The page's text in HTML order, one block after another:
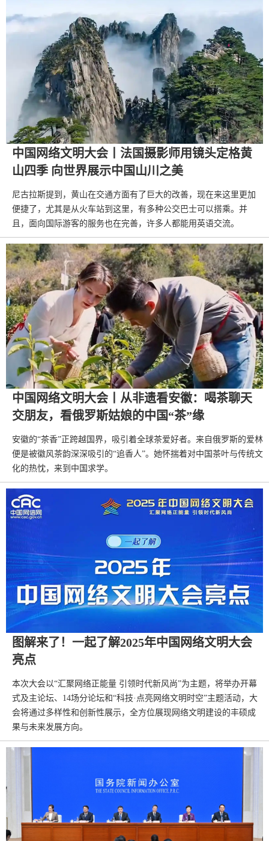
中国网络文明大会丨法国摄影师用镜头定格黄
山四季 向世界展示中国山川之美
尼古拉斯提到，黄山在交通方面有了巨大的改善，现在来这里更加
便捷了，尤其是从火车站到这里，有多种公交巴士可以搭乘。并
且，面向国际游客的服务也在完善，许多人都能用英语交流。
中国网络文明大会丨从非遗看安徽：喝茶聊天
交朋友，看俄罗斯姑娘的中国“茶”缘
安徽的“茶香”正跨越国界，吸引着全球茶爱好者。来自俄罗斯的爱林
便是被徽风茶韵深深吸引的“追香人”。她怀揣着对中国茶叶与传统文
化的热忱，来到中国求学。
图解来了！一起了解2025年中国网络文明大会
亮点
本次大会以“汇聚网络正能量 引领时代新风尚”为主题，将举办开幕
式及主论坛、14场分论坛和“科技·点亮网络文明时空”主题活动，大
会将通过多样性和创新性展示，全方位展现网络文明建设的丰硕成
果与未来发展方向。